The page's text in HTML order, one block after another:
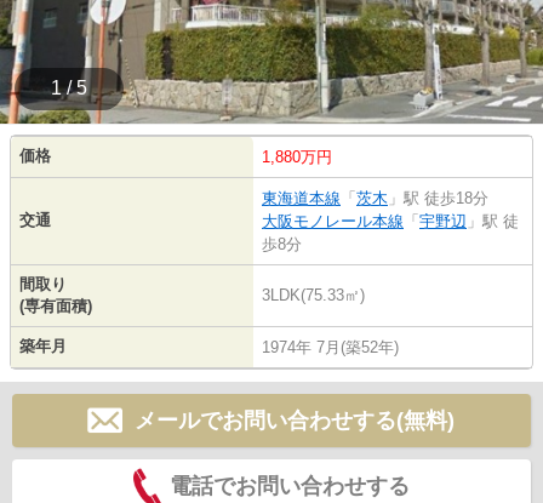
1 / 5
価格 1,880万円
交通
東海道本線 「 茨木 」駅 徒歩18分
大阪モノレール本線 「 宇野辺 」駅 徒
歩8分
間取り
(専有面積)
3LDK(75.33㎡)
築年月 1974年 7月(築52年)
メールでお問い合わせする(無料)
電話でお問い合わせする